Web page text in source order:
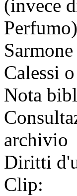
(invece
Calessi
Nota
archivio
Diritti
Clip: